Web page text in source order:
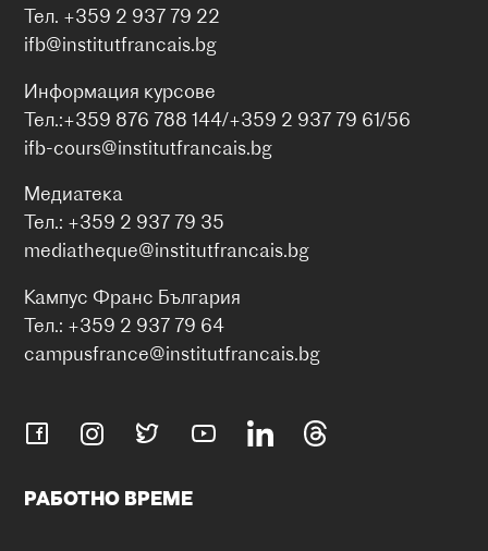
Тел. +359 2 937 79 22
ifb@institutfrancais.bg
Информация курсове
Тел.:+359 876 788 144/+359 2 937 79 61/56
ifb-cours@institutfrancais.bg
Медиатека
Тел.: +359 2 937 79 35
mediatheque@institutfrancais.bg
Кампус Франс България
Тел.: +359 2 937 79 64
campusfrance@institutfrancais.bg
РАБОТНО ВРЕМЕ